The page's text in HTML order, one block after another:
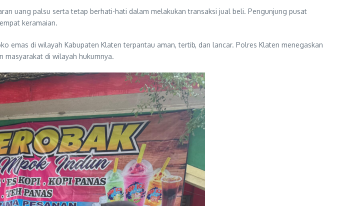
uang palsu serta tetap berhati-hati dalam melakukan transaksi jual beli. Pengunjung pusat
keramaian.
di wilayah Kabupaten Klaten terpantau aman, tertib, dan lancar. Polres Klaten menegaskan
masyarakat di wilayah hukumnya.